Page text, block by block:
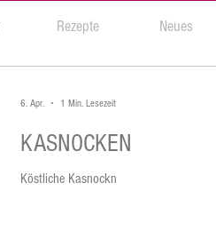
Rezepte Neues
KASNOCKEN
Köstliche Kasnockn
6. Apr. 1 Min. Lesezeit